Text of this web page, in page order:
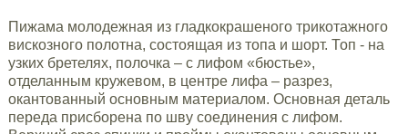
Пижама молодежная из гладкокрашеного трикотажного
вискозного полотна, состоящая из топа и шорт. Топ - на
узких бретелях, полочка – с лифом «бюстье»,
отделанным кружевом, в центре лифа – разрез,
окантованный основным материалом. Основная деталь
переда присборена по шву соединения с лифом.